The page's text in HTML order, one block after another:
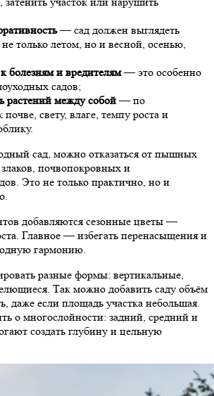
— сад должен выглядеть
только летом, но и весной, осенью,
болезням и вредителям— это особенно
садов;
растений между собой— по
свету, влаге, темпу роста и
сад, можно отказаться от пышных
почвопокровных и
Это не только практично, но и
добавляются сезонные цветы —
Главное — избегать перенасыщения и
гармонию.
разные формы: вертикальные,
Так можно добавить саду объём
даже если площадь участка небольшая.
о многослойности: задний, средний и
создать глубину и цельную